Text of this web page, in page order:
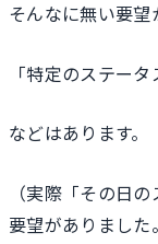
そんなに無い要望
「特定のステー
などはあります。
（実際「その日
要望がありました